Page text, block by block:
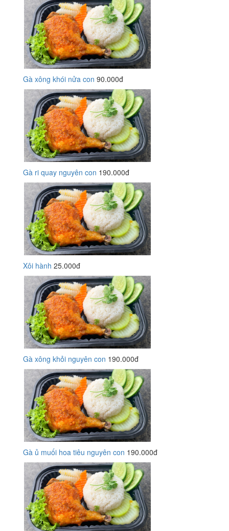
Gà xông khói nửa con 90.000đ
Gà ri quay nguyên con 190.000đ
Xôi hành 25.000đ
Gà xông khỏi nguyên con 190.000đ
Gà ủ muối hoa tiêu nguyên con 190.000đ